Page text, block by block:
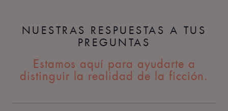
NUESTRAS RESPUESTAS A TUS
PREGUNTAS
Estamos aquí para ayudarte a
distinguir la realidad de la ficción.